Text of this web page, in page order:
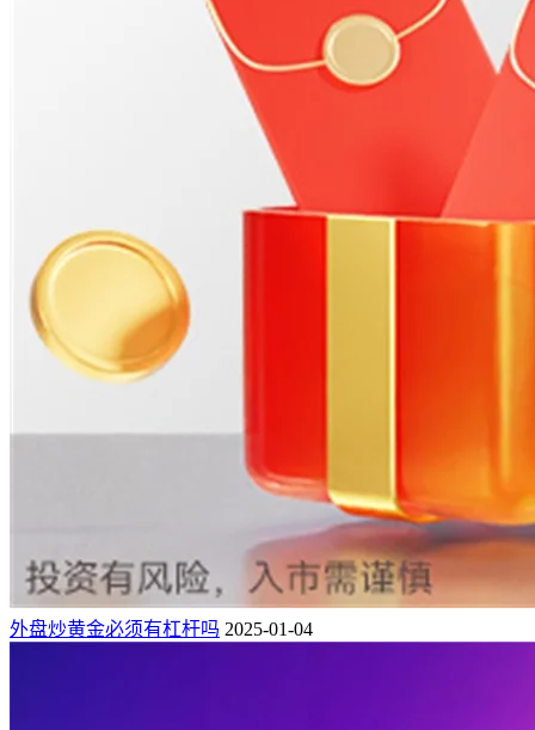
外盘炒黄金必须有杠杆吗 2025-01-04